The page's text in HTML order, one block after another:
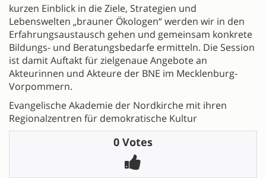
kurzen Einblick in die Ziele, Strategien und
Lebenswelten „brauner Ökologen“ werden wir in den
Erfahrungsaustausch gehen und gemeinsam konkrete
Bildungs- und Beratungsbedarfe ermitteln. Die Session
ist damit Auftakt für zielgenaue Angebote an
Akteurinnen und Akteure der BNE im Mecklenburg-
Vorpommern.
Evangelische Akademie der Nordkirche mit ihren
Regionalzentren für demokratische Kultur
0 Votes